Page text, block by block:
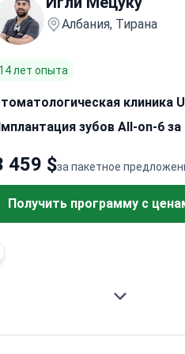
Албания, Тирана
14 лет опыта
клиника
зубов All-on-6
за пакетное
459 $
Получить программу с